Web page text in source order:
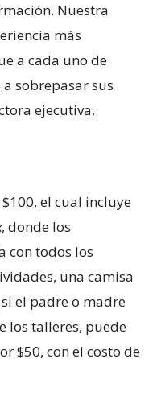
Nuestra
más
a cada uno de
sobrepasar sus
ejecutiva.
el cual incluye
, donde los
con todos los
una camisa
el padre o madre
los talleres, puede
$50, con el costo de